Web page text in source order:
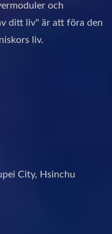
och
ditt liv" är att föra den
liv.
City, Hsinchu